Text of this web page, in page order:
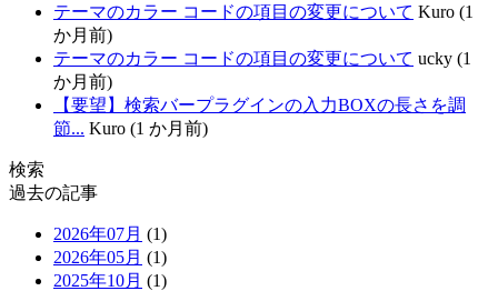
テーマのカラー コードの項目の変更について Kuro (1
か月前)
テーマのカラー コードの項目の変更について ucky (1
か月前)
【要望】検索バープラグインの入力BOXの長さを調
節... Kuro (1 か月前)
検索
過去の記事
2026年07月 (1)
2026年05月 (1)
2025年10月 (1)